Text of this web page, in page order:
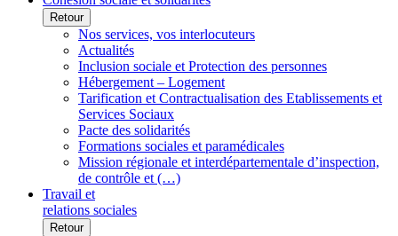
Retour
Nos services, vos interlocuteurs
Actualités
Inclusion sociale et Protection des personnes
Hébergement – Logement
Tarification et Contractualisation des Etablissements et
Services Sociaux
Pacte des solidarités
Formations sociales et paramédicales
Mission régionale et interdépartementale d’inspection,
de contrôle et (…)
Travail et
relations sociales
Retour